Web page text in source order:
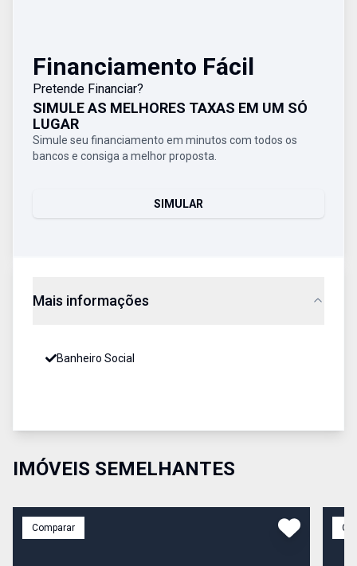
Financiamento Fácil
Pretende Financiar?
SIMULE AS MELHORES TAXAS EM UM SÓ
LUGAR
Simule seu financiamento em minutos com todos os
bancos e consiga a melhor proposta.
SIMULAR
Mais informações
Banheiro Social
IMÓVEIS SEMELHANTES
Comparar